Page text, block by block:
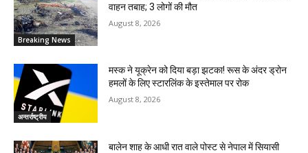
Breaking News
वाहन तबाह; 3 लोगों की मौत
August 8, 2026
अन्तर्राष्ट्रीय
मस्क ने यूक्रेन को दिया बड़ा झटका! रूस के अंदर ड्रोन
हमलों के लिए स्टारलिंक के इस्तेमाल पर रोक
August 8, 2026
बालेन शाह के आधी रात वाले पोस्ट से नेपाल में सियासी